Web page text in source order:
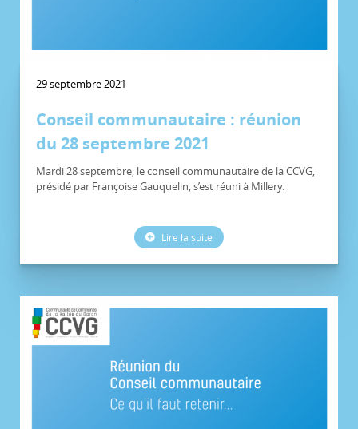
29 septembre 2021
Conseil communautaire : réunion
du 28 septembre 2021
Mardi 28 septembre, le conseil communautaire de la CCVG,
présidé par Françoise Gauquelin, s’est réuni à Millery.
Lire la suite